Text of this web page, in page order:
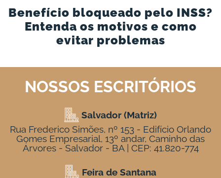
Benefício bloqueado pelo INSS?
Entenda os motivos e como
evitar problemas
NOSSOS ESCRITÓRIOS
Salvador (Matriz)
Rua Frederico Simões, nº 153 - Edifício Orlando
Gomes Empresarial, 13º andar, Caminho das
Árvores - Salvador - BA | CEP: 41.820-774
Feira de Santana